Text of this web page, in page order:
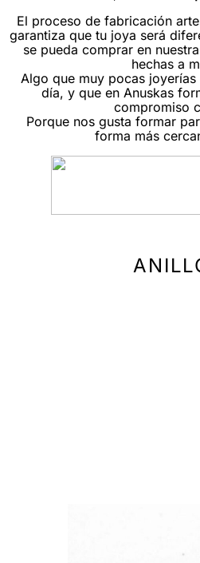
El proceso de fabricación
garantiza que tu joya será
se pueda comprar en
hechas a
Algo que muy pocas
día, y que en Anuskas
compromiso
Porque nos gusta formar
forma más